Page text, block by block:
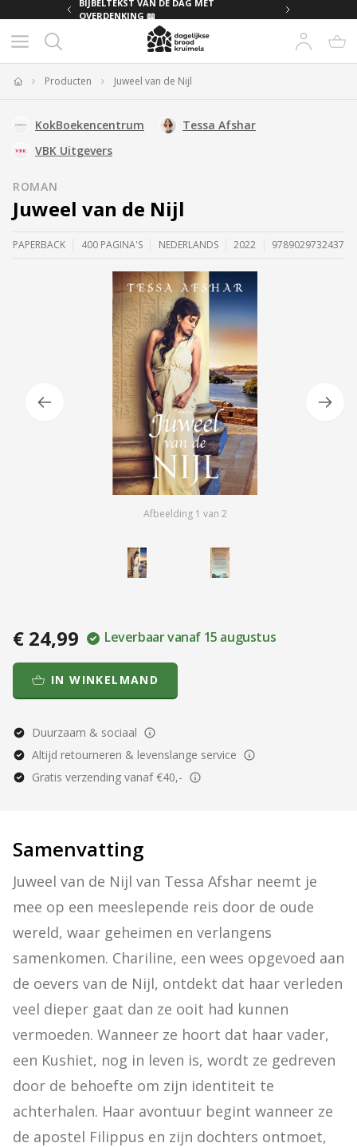
BIJBELTEKST VAN DE DAG MET
OVERDENKING 📖
Producten Juweel van de Nijl
KokBoekencentrum
Tessa Afshar
VBK Uitgevers
ROMAN
Juweel van de Nijl
PAPERBACK 400 PAGINA'S NEDERLANDS 2022 9789029732437
Afbeelding 1 van 2
€ 24,99 Leverbaar vanaf 15 augustus
IN WINKELMAND
Duurzaam & sociaal
Altijd retourneren & levenslange service
Gratis verzending vanaf €40,-
Samenvatting
Juweel van de Nijl van Tessa Afshar neemt je
mee op een meeslepende reis door de oude
wereld, waar geheimen en verlangens
samenkomen. Chariline, een wees opgevoed aan
de oevers van de Nijl, ontdekt dat haar verleden
veel dieper gaat dan ze ooit had kunnen
vermoeden. Wanneer ze hoort dat haar vader,
een Kushiet, nog in leven is, wordt ze gedreven
door de behoefte om zijn identiteit te
achterhalen. Haar avontuur begint wanneer ze
de apostel Filippus en zijn dochters ontmoet,